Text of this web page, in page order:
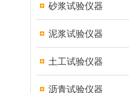
砂浆试验仪器
泥浆试验仪器
土工试验仪器
沥青试验仪器